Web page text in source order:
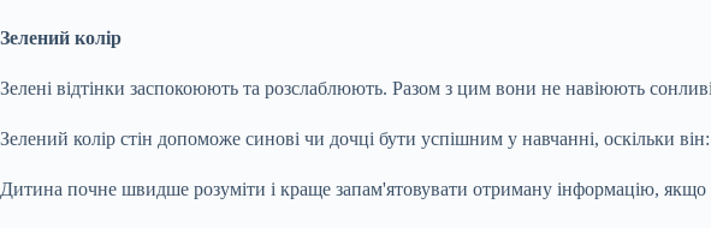
Зелений колір
Зелені відтінки заспокоюють та розслаблюють. Разом з цим вони не навіюють
Зелений колір стін допоможе синові чи дочці бути успішним у навчанні, оскільки
Дитина почне швидше розуміти і краще запам'ятовувати отриману інформацію, якщо